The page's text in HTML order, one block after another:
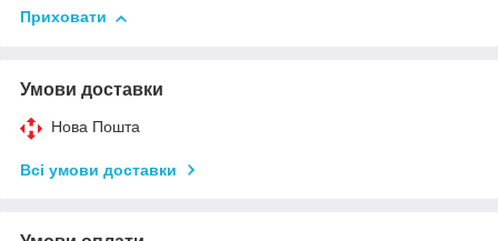
Приховати
Умови доставки
Нова Пошта
Всі умови доставки